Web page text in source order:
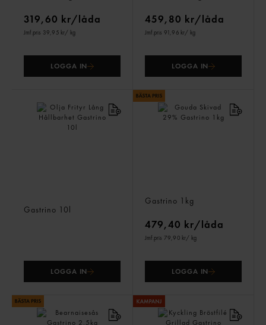
319,60 kr/låda
Jmf.pris 39,95 kr/ kg
LOGGA IN
459,80 kr/låda
Jmf.pris 91,96 kr/ kg
LOGGA IN
Gastrino 10l
LOGGA IN
Gastrino 1kg
479,40 kr/låda
Jmf.pris 79,90 kr/ kg
LOGGA IN